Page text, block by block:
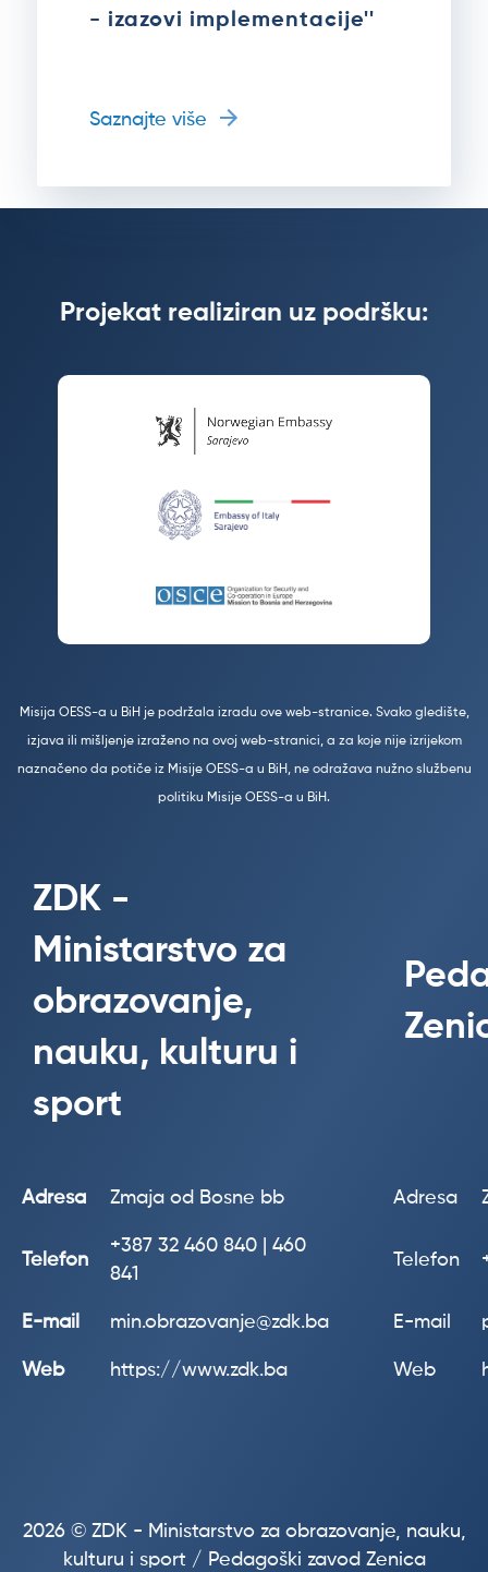
- izazovi implementacije''
Saznajte više
Projekat realiziran uz podršku:
Misija OESS-a u BiH je podržala izradu ove web-stranice. Svako gledište,
izjava ili mišljenje izraženo na ovoj web-stranici, a za koje nije izrijekom
naznačeno da potiče iz Misije OESS-a u BiH, ne odražava nužno službenu
politiku Misije OESS-a u BiH.
ZDK -
Ministarstvo za
obrazovanje,
nauku, kulturu i
sport
Adresa Zmaja od Bosne bb Adresa
Telefon
+387 32 460 840 | 460
841
Telefon
E-mail min.obrazovanje@zdk.ba E-mail
Web https://www.zdk.ba Web
2026 © ZDK - Ministarstvo za obrazovanje, nauku,
kulturu i sport / Pedagoški zavod Zenica